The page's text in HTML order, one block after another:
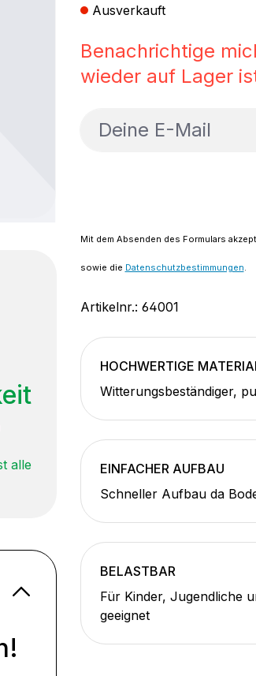
alle
Ausverkauft
Benachrichtige
wieder auf Lager
Deine E-Mail
Mit dem Absenden des Formulars
sowie die Datenschutzbestimmungen.
Artikelnr.: 64001
HOCHWERTIGE
Witterungsbeständiger,
EINFACHER AUFBAU
Schneller Aufbau da
BELASTBAR
Für Kinder, Jugendliche
geeignet